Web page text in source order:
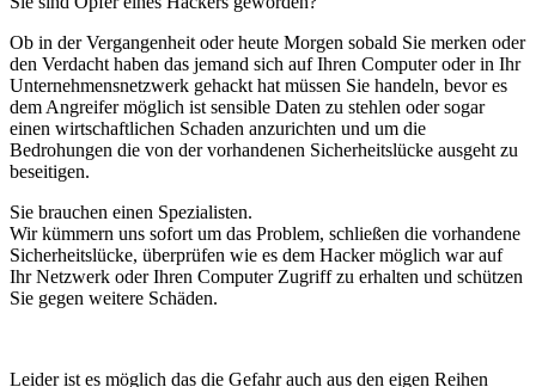
Ob in der Vergangenheit oder heute Morgen sobald Sie merken oder
den Verdacht haben das jemand sich auf Ihren Computer oder in Ihr
Unternehmensnetzwerk gehackt hat müssen Sie handeln, bevor es
dem Angreifer möglich ist sensible Daten zu stehlen oder sogar
einen wirtschaftlichen Schaden anzurichten und um die
Bedrohungen die von der vorhandenen Sicherheitslücke ausgeht zu
beseitigen.
Sie brauchen einen Spezialisten.
Wir kümmern uns sofort um das Problem, schließen die vorhandene
Sicherheitslücke, überprüfen wie es dem Hacker möglich war auf
Ihr Netzwerk oder Ihren Computer Zugriff zu erhalten und schützen
Sie gegen weitere Schäden.
Leider ist es möglich das die Gefahr auch aus den eigen Reihen